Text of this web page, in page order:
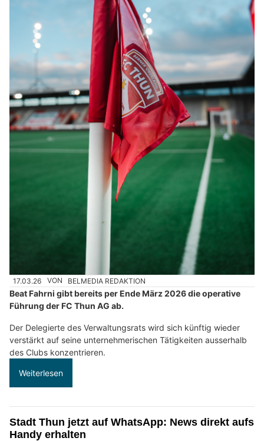
17.03.26 VON BELMEDIA REDAKTION
Beat Fahrni gibt bereits per Ende März 2026 die operative
Führung der FC Thun AG ab.
Der Delegierte des Verwaltungsrats wird sich künftig wieder
verstärkt auf seine unternehmerischen Tätigkeiten ausserhalb
des Clubs konzentrieren.
Weiterlesen
Stadt Thun jetzt auf WhatsApp: News direkt aufs
Handy erhalten